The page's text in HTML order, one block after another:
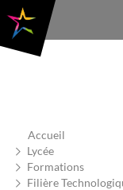
Aller
au
contenu
principal
Accueil
Lycée
Formations
Filière